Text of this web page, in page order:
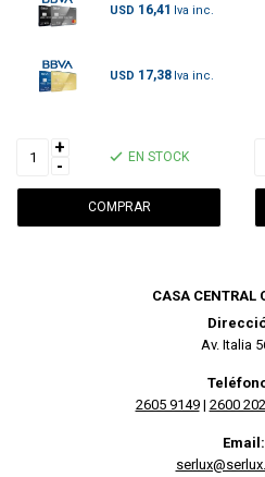
USD 16,41
USD 17,38
+
-
EN STOCK
CASA CENTRAL
Av. Italia
2605 9149| 2600
Email: